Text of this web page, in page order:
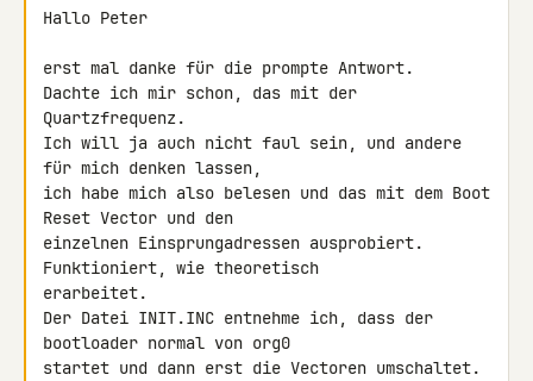
Hallo Peter
erst mal danke für die prompte Antwort.
Dachte ich mir schon, das mit der
Quartzfrequenz.
Ich will ja auch nicht faul sein, und andere
für mich denken lassen,
ich habe mich also belesen und das mit dem Boot
Reset Vector und den
einzelnen Einsprungadressen ausprobiert.
Funktioniert, wie theoretisch
erarbeitet.
Der Datei INIT.INC entnehme ich, dass der
bootloader normal von org0
startet und dann erst die Vectoren umschaltet.